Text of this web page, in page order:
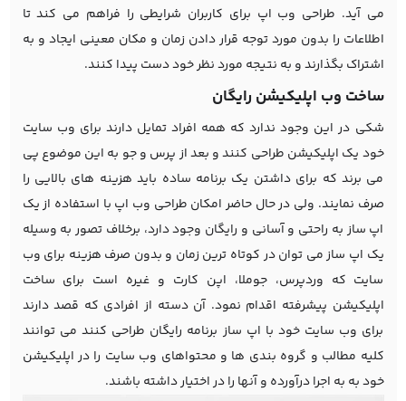
می آید. طراحی وب اپ برای کاربران شرایطی را فراهم می کند تا
اطلاعات را بدون مورد توجه قرار دادن زمان و مکان معینی ایجاد و به
اشتراک بگذارند و به نتیجه مورد نظر خود دست پیدا کنند.
ساخت وب اپلیکیشن رایگان
شکی در این وجود ندارد که همه افراد تمایل دارند برای وب سایت
خود یک اپلیکیشن طراحی کنند و بعد از پرس و جو به این موضوع پی
می برند که برای داشتن یک برنامه ساده باید هزینه های بالایی را
صرف نمایند. ولی در حال حاضر امکان طراحی وب اپ با استفاده از یک
اپ ساز به راحتی و آسانی و رایگان وجود دارد، برخلاف تصور به وسیله
یک اپ ساز می توان در کوتاه ترین زمان و بدون صرف هزینه برای وب
سایت که وردپرس، جوملا، اپن کارت و غیره است برای ساخت
اپلیکیشن پیشرفته اقدام نمود. آن دسته از افرادی که قصد دارند
برای وب سایت خود با اپ ساز برنامه رایگان طراحی کنند می توانند
کلیه مطالب و گروه بندی ها و محتواهای وب سایت را در اپلیکیشن
خود به به اجرا درآورده و آنها را در اختیار داشته باشند.